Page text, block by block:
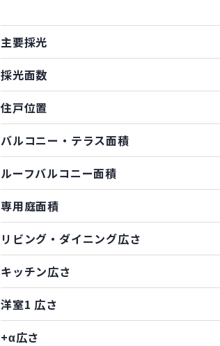
主要採光
採光面数
住戸位置
バルコニー・テラス面積
ルーフバルコニー面積
専用庭面積
リビング・ダイニング広さ
キッチン広さ
洋室1 広さ
+α広さ